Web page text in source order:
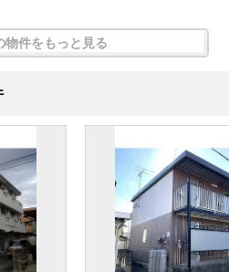
物件をもっと見る